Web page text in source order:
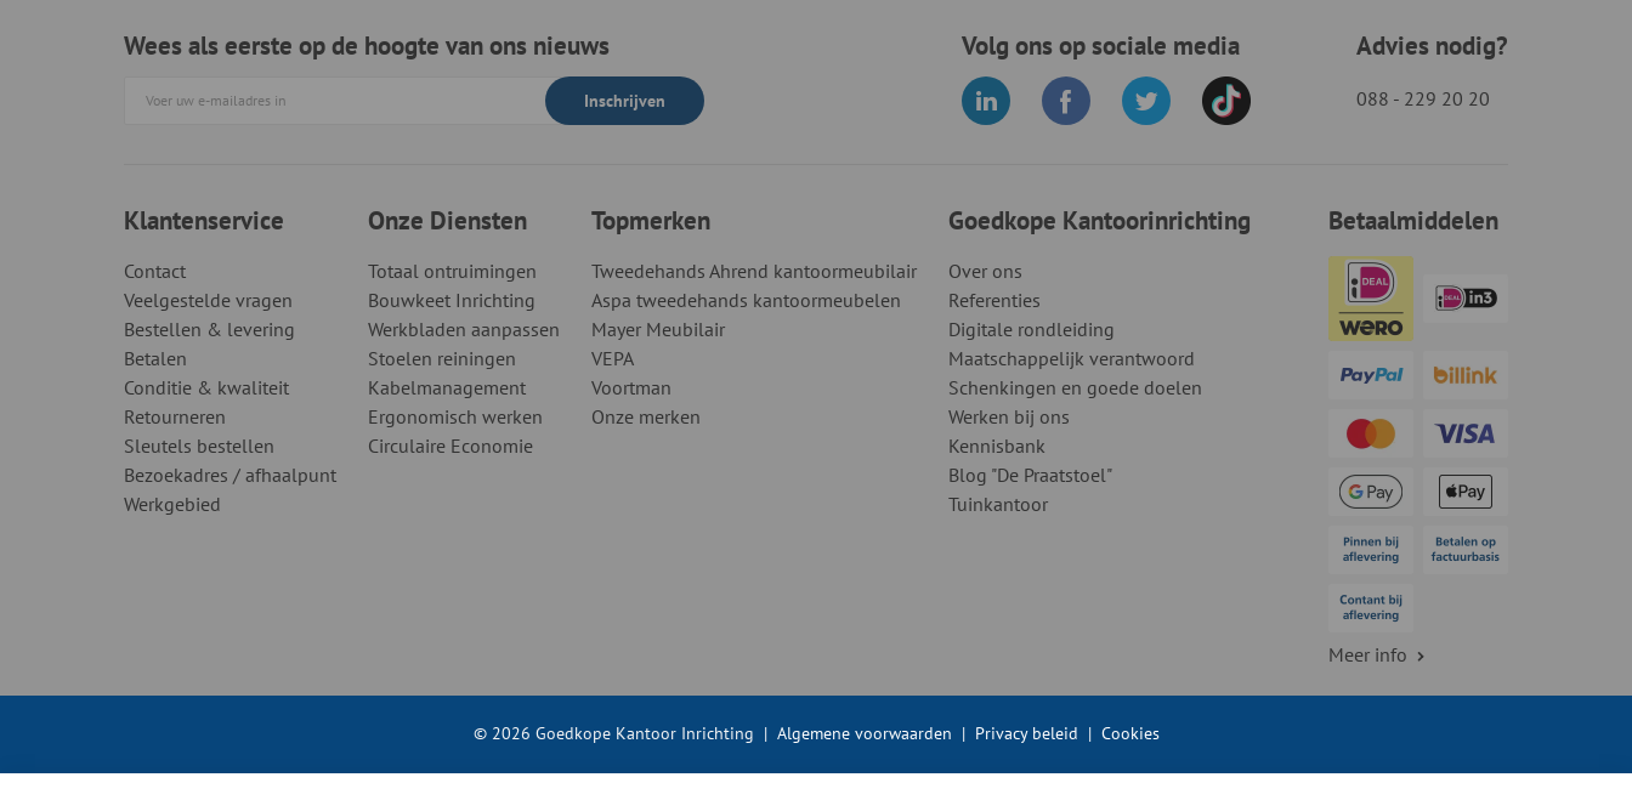
Wees als eerste op de hoogte van ons nieuws
Inschrijven
Volg ons op sociale media
Klantenservice
Contact
Veelgestelde vragen
Bestellen & levering
Betalen
Conditie & kwaliteit
Retourneren
Sleutels bestellen
Bezoekadres / afhaalpunt
Werkgebied
Onze Diensten
Totaal ontruimingen
Bouwkeet Inrichting
Werkbladen aanpassen
Stoelen reiningen
Kabelmanagement
Ergonomisch werken
Circulaire Economie
Topmerken
Tweedehands Ahrend kantoormeubilair
Aspa tweedehands kantoormeubelen
Mayer Meubilair
VEPA
Voortman
Onze merken
Goedkope Kantoorinrichting
Over ons
Referenties
Digitale rondleiding
Maatschappelijk verantwoord
Schenkingen en goede doelen
Werken bij ons
Kennisbank
Blog "De Praatstoel"
Tuinkantoor
Advies nodig?
088 - 229 20 20
Betaalmiddelen
Meer info
| Algemene voorwaarden | Privacy beleid | Cookies
© 2026 Goedkope Kantoor Inrichting